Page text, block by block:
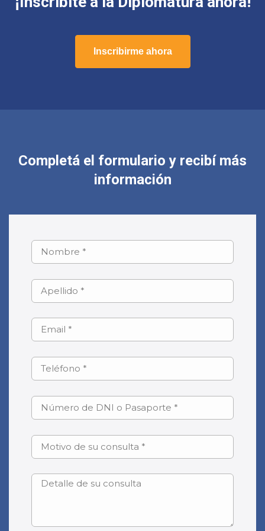
Inscribirme ahora
Completá el formulario y recibí más
información